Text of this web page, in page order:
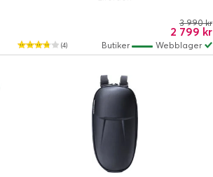
(4)
2 799 kr
3 990 kr
Webblager
Butiker